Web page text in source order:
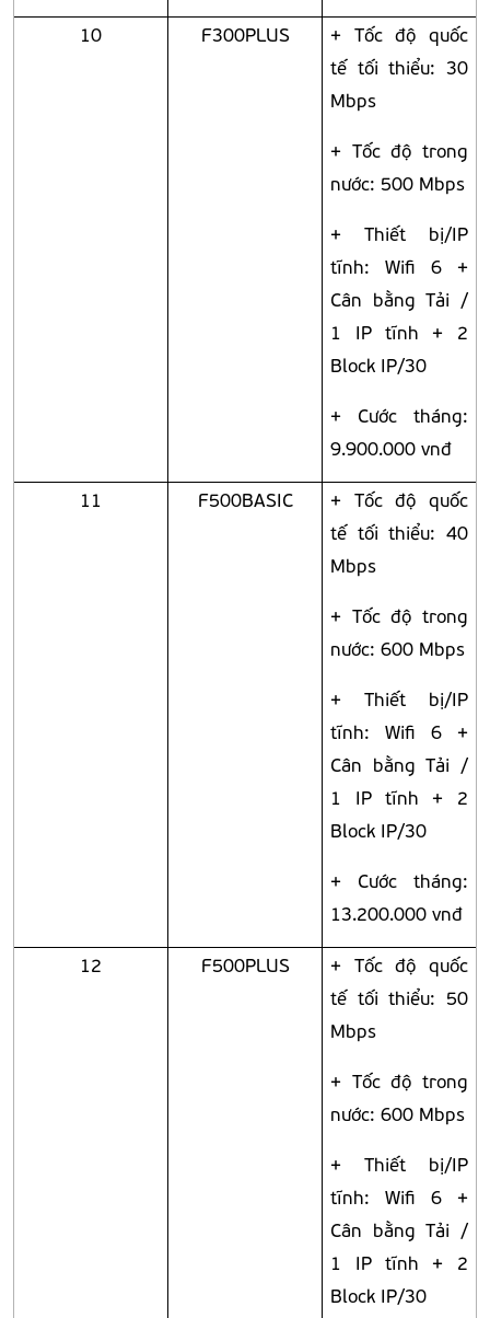
10 F300PLUS
+ Tốc độ quốc
tế tối thiểu: 30
Mbps
+ Tốc độ trong
nước: 500 Mbps
+ Thiết bị/IP
tĩnh: Wifi 6 +
Cân bằng Tải /
1 IP tĩnh + 2
Block IP/30
+ Cước tháng:
9.900.000 vnđ
11 F500BASIC
+ Tốc độ quốc
tế tối thiểu: 40
Mbps
+ Tốc độ trong
nước: 600 Mbps
+ Thiết bị/IP
tĩnh: Wifi 6 +
Cân bằng Tải /
1 IP tĩnh + 2
Block IP/30
+ Cước tháng:
13.200.000 vnđ
12 F500PLUS
+ Tốc độ quốc
tế tối thiểu: 50
Mbps
+ Tốc độ trong
nước: 600 Mbps
+ Thiết bị/IP
tĩnh: Wifi 6 +
Cân bằng Tải /
1 IP tĩnh + 2
Block IP/30